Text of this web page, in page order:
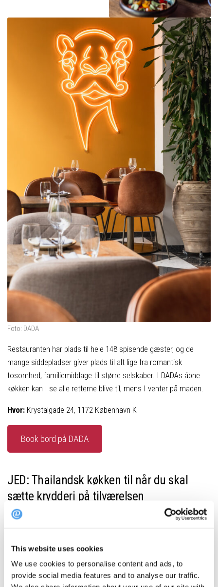
This website uses cookies
We use cookies to personalise content and ads, to
provide social media features and to analyse our traffic.
Foto: DADA
Restauranten har plads til hele 148 spisende gæster, og de
mange siddepladser giver plads til alt lige fra romantisk
tosomhed, familiemiddage til større selskaber. I DADAs åbne
køkken kan I se alle retterne blive til, mens I venter på maden.
Hvor: Krystalgade 24, 1172 København K
Book bord på DADA
JED: Thailandsk køkken til når du skal
sætte krydderi på tilværelsen
Ryesgade på Nørrebro har fået æren af en restaurant, som
Det thailandske køkken er et krydderi i sig selv. I hvert fald, når
du trænger til at spice tilværelsen op med fantastiske
spiseoplevelser spækket med farverige grøntsager, smagfuldt